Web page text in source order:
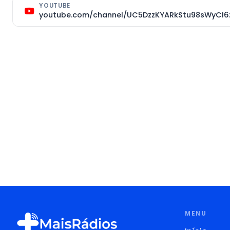
YOUTUBE
youtube.com/channel/
MENU